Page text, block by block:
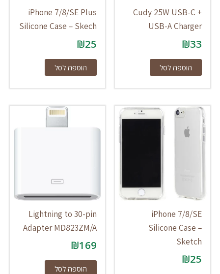
Cudy 25W USB-C +
USB-A Charger
₪33
הוספה לסל
iPhone 7/8/SE Plus
Silicone Case – Skech
₪25
הוספה לסל
iPhone 7/8/SE
Silicone Case –
Sketch
₪25
Lightning to 30-pin
Adapter MD823ZM/A
₪169
הוספה לסל